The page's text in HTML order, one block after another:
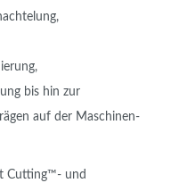
bis hin zur
auf der Maschinen-
Cutting™- und